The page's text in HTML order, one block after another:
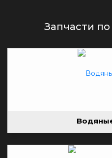
Запчасти